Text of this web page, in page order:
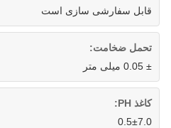
قابل سفارشی سازی است
تحمل ضخامت:
± 0.05 میلی متر
کاغذ PH:
0.5±7.0